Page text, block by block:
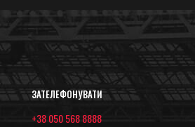
ЗАТЕЛЕФОНУВАТИ
+38 050 568 8888